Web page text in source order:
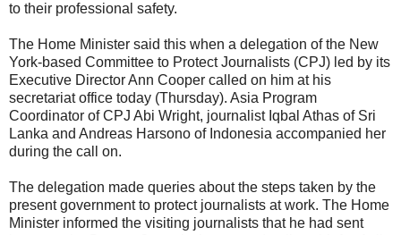
to their professional safety.
The Home Minister said this when a delegation of the New
York-based Committee to Protect Journalists (CPJ) led by its
Executive Director Ann Cooper called on him at his
secretariat office today (Thursday). Asia Program
Coordinator of CPJ Abi Wright, journalist Iqbal Athas of Sri
Lanka and Andreas Harsono of Indonesia accompanied her
during the call on.
The delegation made queries about the steps taken by the
present government to protect journalists at work. The Home
Minister informed the visiting journalists that he had sent